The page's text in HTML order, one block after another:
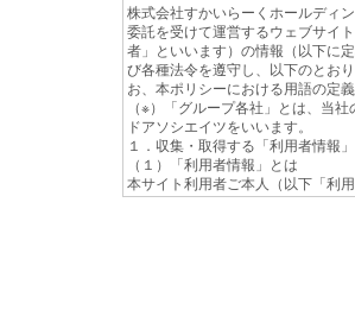
株式会社すかいらーくホールディ
委託を受けて運営するウェブサイ
者」といいます）の情報（以下に
び各種法令を遵守し、以下のとお
お、本ポリシーにおける用語の定
（※）「グループ各社」とは、当
ドアソシエイツをいいます。
１．収集・取得する「利用者情報
（１）「利用者情報」とは
本サイト利用者ご本人（以下「利
信サービス上の行動履歴、その他